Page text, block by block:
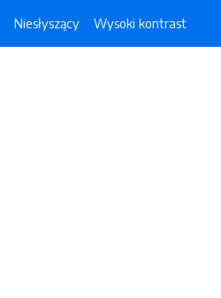
Niesłyszący Wysoki kontrast